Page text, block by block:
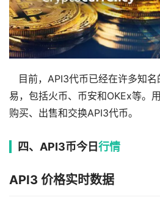
目前，API3代币已经在许多知名
易，包括火币、币安和OKEx等。
购买、出售和交换API3代币。
四、API3币今日行情
API3 价格实时数据